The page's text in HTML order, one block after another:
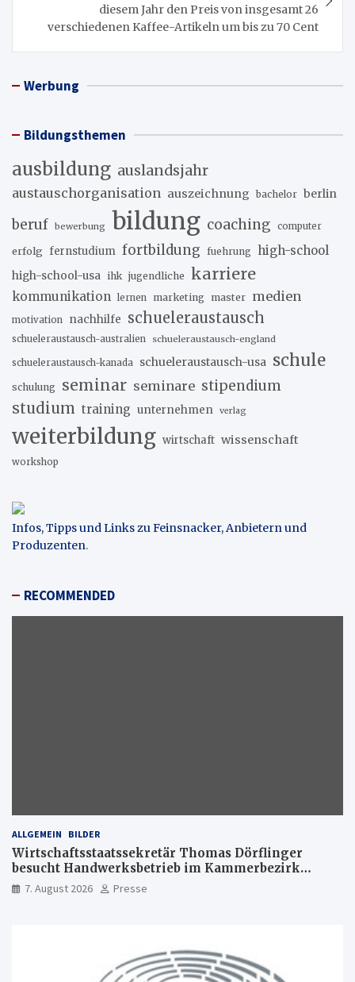
diesem Jahr den Preis von insgesamt 26
verschiedenen Kaffee-Artikeln um bis zu 70 Cent
Werbung
Bildungsthemen
ausbildung auslandsjahr
austauschorganisation auszeichnung bachelor berlin
beruf bewerbung bildung coaching computer
erfolg fernstudium fortbildung fuehrung high-school
high-school-usa ihk jugendliche karriere
kommunikation lernen marketing master medien
motivation nachhilfe schueleraustausch
schueleraustausch-australien schueleraustausch-england
schueleraustausch-kanada schueleraustausch-usa schule
schulung seminar seminare stipendium
studium training unternehmen verlag
weiterbildung wirtschaft wissenschaft
workshop
Infos, Tipps und Links zu Feinsnacker, Anbietern und
Produzenten.
RECOMMENDED
ALLGEMEIN BILDER
Wirtschaftsstaatssekretär Thomas Dörflinger
besucht Handwerksbetrieb im Kammerbezirk
Freiburg
7. August 2026 Presse